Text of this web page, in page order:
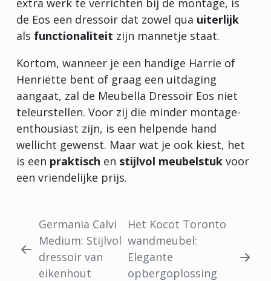
de Eos een dressoir dat zowel qua uiterlijk
als functionaliteit zijn mannetje staat.
Kortom, wanneer je een handige Harrie of
Henriëtte bent of graag een uitdaging
aangaat, zal de Meubella Dressoir Eos niet
teleurstellen. Voor zij die minder montage-
enthousiast zijn, is een helpende hand
wellicht gewenst. Maar wat je ook kiest, het
is een praktisch en stijlvol meubelstuk voor
een vriendelijke prijs.
Germania Calvi
Medium: Stijlvol
dressoir van
eikenhout
Het Kocot Toronto
wandmeubel:
Elegante
opbergoplossing